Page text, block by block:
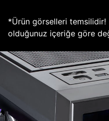
*Ürün görselleri temsilidir!
olduğunuz içeriğe göre